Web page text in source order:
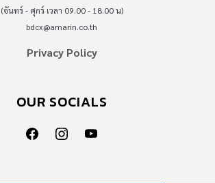
(จันทร์ - ศุกร์ เวลา 09.00 - 18.00 น)
bdcx@amarin.co.th
Privacy Policy
OUR SOCIALS